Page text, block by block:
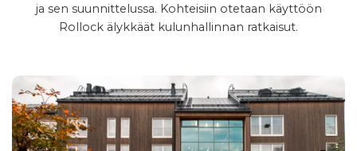
ja sen suunnittelussa. Kohteisiin otetaan käyttöön
Rollock älykkäät kulunhallinnan ratkaisut.